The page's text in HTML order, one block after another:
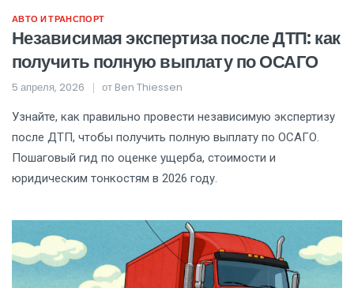
АВТО И ТРАНСПОРТ
Независимая экспертиза после ДТП: как
получить полную выплату по ОСАГО
5 апреля, 2026 от Ben Thiessen
Узнайте, как правильно провести независимую экспертизу
после ДТП, чтобы получить полную выплату по ОСАГО.
Пошаговый гид по оценке ущерба, стоимости и
юридическим тонкостям в 2026 году.